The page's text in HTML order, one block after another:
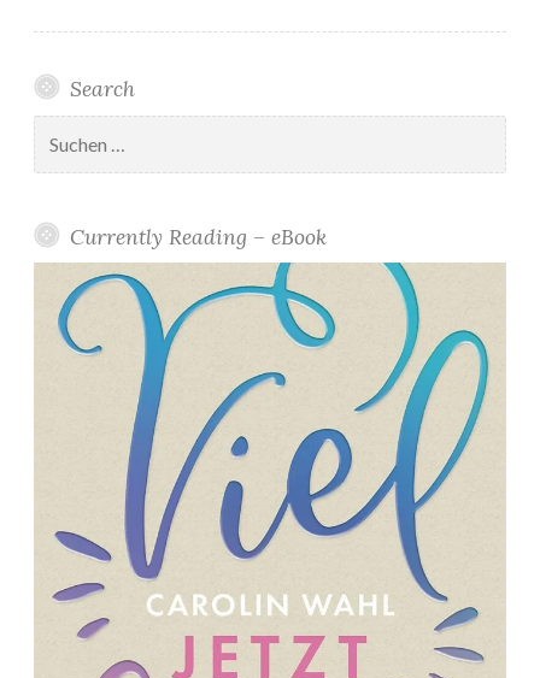
Search
nach:
Currently Reading – eBook